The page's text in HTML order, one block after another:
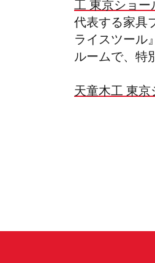
工 東京ショー
代表する家具
ライスツール
ルームで、特
天童木工 東京